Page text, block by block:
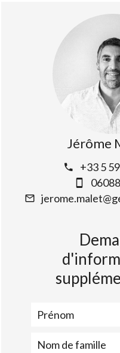
Jérôme
+33 5